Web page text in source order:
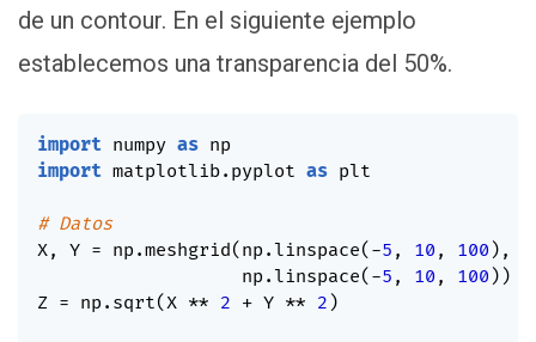
de un contour. En el siguiente ejemplo
establecemos una transparencia del 50%.
import numpy as
import matplotlib. pyplot as plt
# Datos
X, Y = np .meshgrid( np . linspace( -5 , 10 , 100 ) ,
                   np
. linspace( -5 , 10 , 100 ) )
Z = np . sqrt(X ** 2 + Y ** 2 )